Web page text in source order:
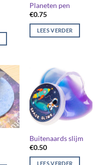
Planeten pen
€0.75
LEES VERDER
Buitenaards slijm
€0.50
LEES VERDER